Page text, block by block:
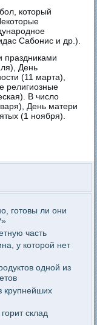
который
Сабонис и др.).
праздниками
День
(11 марта),
религиозные
В число
День матери
(1 ноября).
готовы ли они
часть
у которой нет
одной из
крупнейших
склад